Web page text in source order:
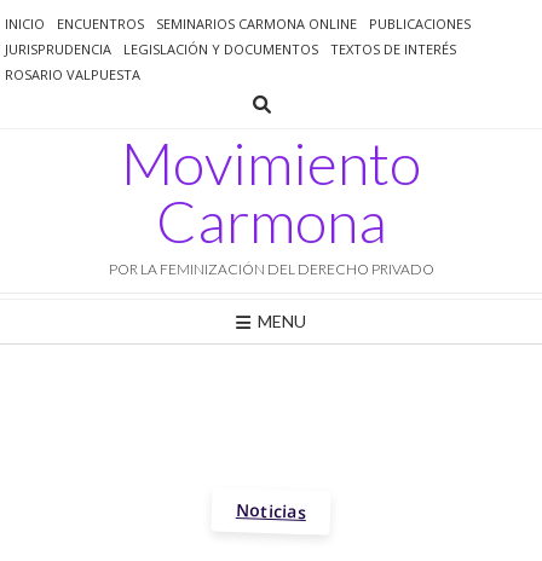
al
contenido
INICIO ENCUENTROS SEMINARIOS CARMONA ONLINE
PUBLICACIONES
JURISPRUDENCIA
LEGISLACIÓN Y DOCUMENTOS
TEXTOS DE INTERÉS
ROSARIO VALPUESTA
Movimiento
Carmona
POR LA FEMINIZACIÓN DEL DERECHO PRIVADO
MENU
Noticias